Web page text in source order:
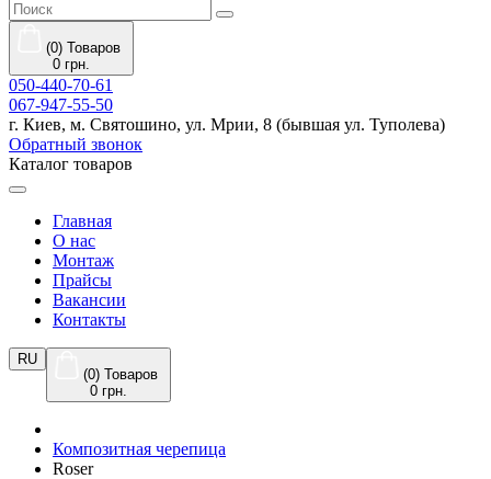
(0) Товаров
0 грн.
050-440-70-61
067-947-55-50
г. Киев, м. Святошино, ул. Мрии, 8 (бывшая ул. Туполева)
Обратный звонок
Каталог товаров
Главная
О нас
Монтаж
Прайсы
Вакансии
Контакты
RU
(0) Товаров
0 грн.
Композитная черепица
Roser